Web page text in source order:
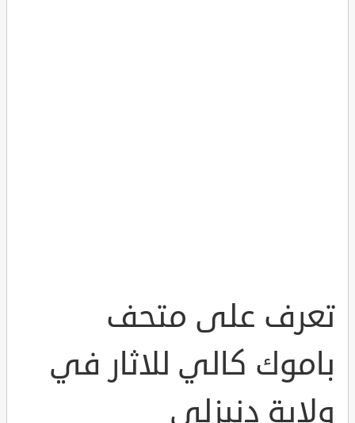
تعرف على متحف
باموك كالي للاثار في
ولاية دنيزلي